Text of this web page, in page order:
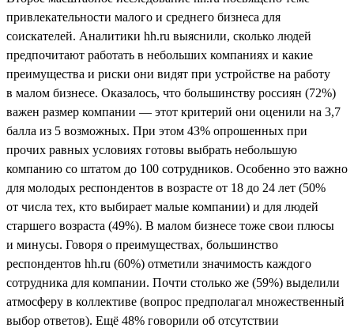
привлекательности малого и среднего бизнеса для
соискателей. Аналитики hh.ru выяснили, сколько людей
предпочитают работать в небольших компаниях и какие
преимущества и риски они видят при устройстве на работу
в малом бизнесе. Оказалось, что большинству россиян (72%)
важен размер компании — этот критерий они оценили на 3,7
балла из 5 возможных. При этом 43% опрошенных при
прочих равных условиях готовы выбрать небольшую
компанию со штатом до 100 сотрудников. Особенно это важно
для молодых респондентов в возрасте от 18 до 24 лет (50%
от числа тех, кто выбирает малые компании) и для людей
старшего возраста (49%). В малом бизнесе тоже свои плюсы
и минусы. Говоря о преимуществах, большинство
респондентов hh.ru (60%) отметили значимость каждого
сотрудника для компании. Почти столько же (59%) выделили
атмосферу в коллективе (вопрос предполагал множественный
выбор ответов). Ещё 48% говорили об отсутствии